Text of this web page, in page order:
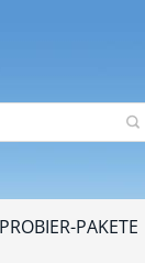
PROBIER-PAKETE